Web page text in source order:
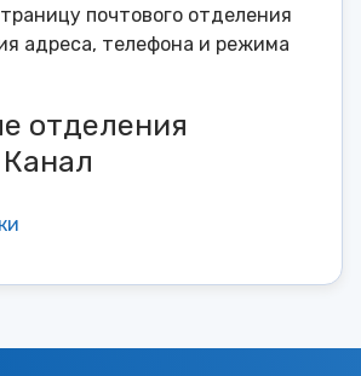
почтового отделения
адреса, телефона и режима
отделения